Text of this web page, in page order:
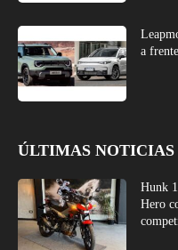
a frente
ÚLTIMAS NOTICIAS
Hunk
Hero